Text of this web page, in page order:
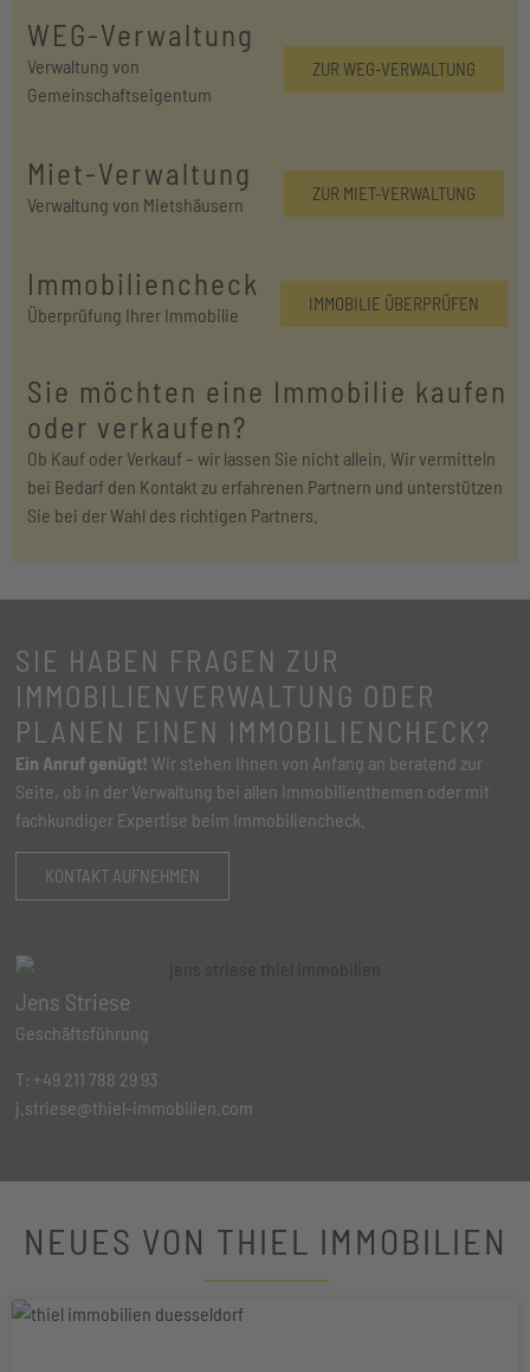
WEG-Verwaltung
Verwaltung von
Gemeinschaftseigentum
ZUR WEG-VERWALTUNG
Miet-Verwaltung
Verwaltung von Mietshäusern
ZUR MIET-VERWALTUNG
Immobiliencheck
Überprüfung Ihrer Immobilie
IMMOBILIE ÜBERPRÜFEN
Sie möchten eine Immobilie kaufen
oder verkaufen?
Ob Kauf oder Verkauf – wir lassen Sie nicht allein. Wir vermitteln
bei Bedarf den Kontakt zu erfahrenen Partnern und unterstützen
Sie bei der Wahl des richtigen Partners.
SIE HABEN FRAGEN ZUR
IMMOBILIEN­VERWALTUNG ODER
PLANEN EINEN IMMOBILIENCHECK?
Ein Anruf genügt! Wir stehen Ihnen von Anfang an beratend zur
Seite, ob in der Verwaltung bei allen Immobilienthemen oder mit
fachkundiger Expertise beim Immobiliencheck.
KONTAKT AUFNEHMEN
Jens Striese
Geschäftsführung
T: +49 211 788 29 93
j.striese@thiel-immobilien.com
NEUES VON THIEL IMMOBILIEN